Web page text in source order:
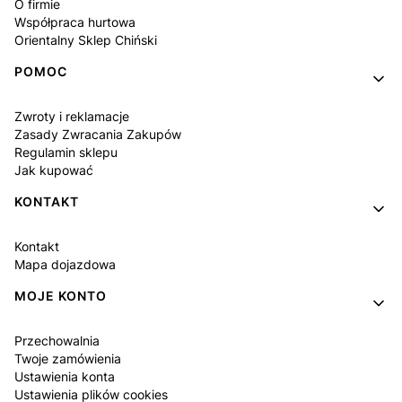
O firmie
Współpraca hurtowa
Orientalny Sklep Chiński
POMOC
Zwroty i reklamacje
Zasady Zwracania Zakupów
Regulamin sklepu
Jak kupować
KONTAKT
Kontakt
Mapa dojazdowa
MOJE KONTO
Przechowalnia
Twoje zamówienia
Ustawienia konta
Ustawienia plików cookies